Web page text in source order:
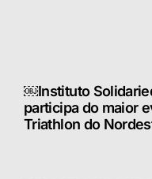
￼Instituto
participa do maior
Triathlon do